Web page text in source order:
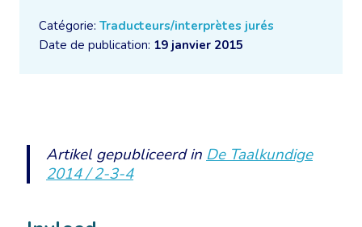
Catégorie: Traducteurs/interprètes jurés
Date de publication: 19 janvier 2015
Artikel gepubliceerd in De Taalkundige
2014 / 2-3-4